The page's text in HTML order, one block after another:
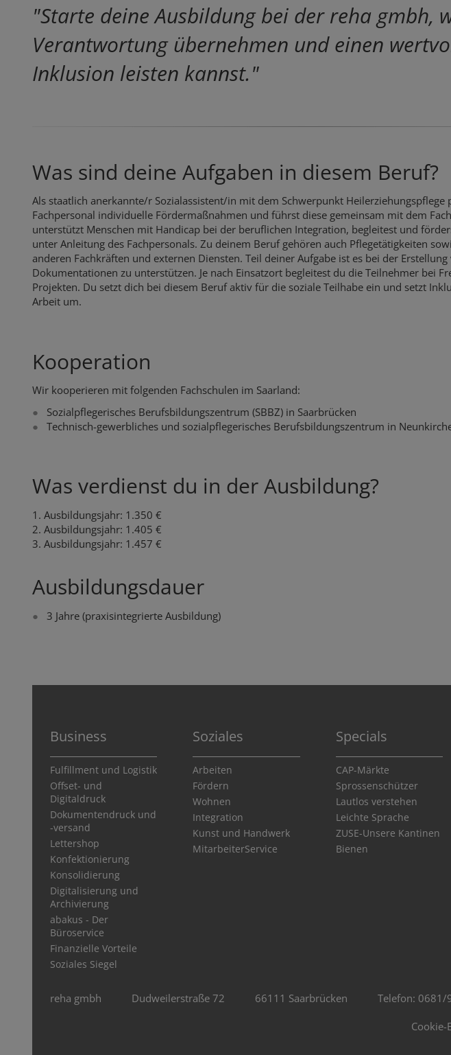
"Starte deine Ausbildung bei der reha gmbh,
Verantwortung übernehmen und einen
Inklusion leisten kannst."
Was sind deine Aufgaben in diesem Beruf?
Als staatlich anerkannte/r Sozialassistent/in mit dem Schwerpunkt
Fachpersonal individuelle Fördermaßnahmen und führst diese gemeinsam mit dem
unterstützt Menschen mit Handicap bei der beruflichen Integration, begleitest und
unter Anleitung des Fachpersonals. Zu deinem Beruf gehören auch Pflegetätigkeiten
anderen Fachkräften und externen Diensten. Teil deiner Aufgabe ist es bei der
Dokumentationen zu unterstützen. Je nach Einsatzort begleitest du die Teilnehmer bei
Projekten. Du setzt dich bei diesem Beruf aktiv für die soziale Teilhabe ein und setzt
Arbeit um.
Kooperation
Wir kooperieren mit folgenden Fachschulen im Saarland:
Sozialpflegerisches Berufsbildungszentrum (SBBZ) in Saarbrücken
Technisch-gewerbliches und sozialpflegerisches Berufsbildungszentrum in
Was verdienst du in der Ausbildung?
1. Ausbildungsjahr: 1.350 €
2. Ausbildungsjahr: 1.405 €
3. Ausbildungsjahr: 1.457 €
Ausbildungsdauer
3 Jahre (praxisintegrierte Ausbildung)
Business
Fulfillment und Logistik
Offset- und
Digitaldruck
Dokumentendruck und
-versand
Lettershop
Konfektionierung
Konsolidierung
Digitalisierung und
Archivierung
abakus - Der
Büroservice
Finanzielle Vorteile
Soziales Siegel
Soziales
Arbeiten
Fördern
Wohnen
Integration
Kunst und Handwerk
MitarbeiterService
Specials
CAP-Märkte
Sprossenschützer
Lautlos verstehen
Leichte Sprache
ZUSE-Unsere Kantinen
Bienen
reha gmbh Dudweilerstraße 72 66111 Saarbrücken Telefon: 0681/
Cookie-